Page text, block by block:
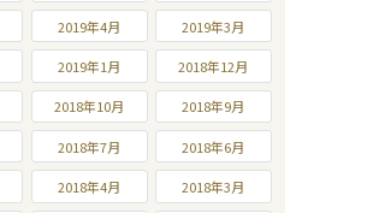
2019年4月 2019年3月
2019年1月 2018年12月
2018年10月 2018年9月
2018年7月 2018年6月
2018年4月 2018年3月